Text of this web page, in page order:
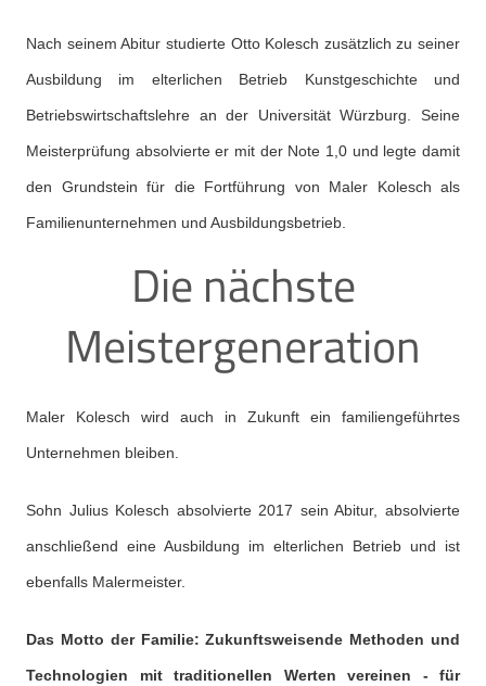
Nach seinem Abitur studierte Otto Kolesch zusätzlich zu seiner
Ausbildung im elterlichen Betrieb Kunstgeschichte und
Betriebswirtschaftslehre an der Universität Würzburg. Seine
Meisterprüfung absolvierte er mit der Note 1,0 und legte damit
den Grundstein für die Fortführung von Maler Kolesch als
Familienunternehmen und Ausbildungsbetrieb.
Die nächste
Meistergeneration
Maler Kolesch wird auch in Zukunft ein familiengeführtes
Unternehmen bleiben.
Sohn Julius Kolesch absolvierte 2017 sein Abitur, absolvierte
anschließend eine Ausbildung im elterlichen Betrieb und ist
ebenfalls Malermeister.
Das Motto der Familie: Zukunftsweisende Methoden und
Technologien mit traditionellen Werten vereinen - für